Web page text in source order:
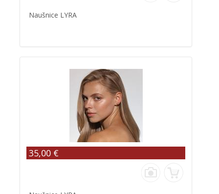
Naušnice LYRA
35,00 €